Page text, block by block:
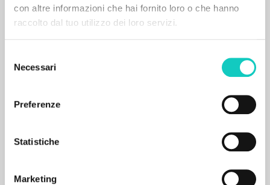
con altre informazioni che hai fornito loro o che hanno
raccolto dal tuo utilizzo dei loro servizi.
delNecessari
Preferenze
Statistiche
Marketing
EL PROYECTO
voces bibliográficas, textos íntegros en 5